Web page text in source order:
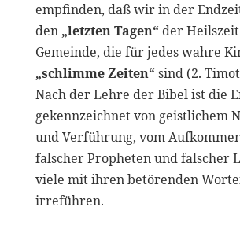
empfinden, daß wir in der
den „letzten Tagen“ der
Gemeinde, die für jedes wahre
„schlimme Zeiten“ sind (2.
Nach der Lehre der Bibel ist die
gekennzeichnet von geistlichem
und Verführung, vom
falscher Propheten und falscher
viele mit ihren betörenden
irreführen.